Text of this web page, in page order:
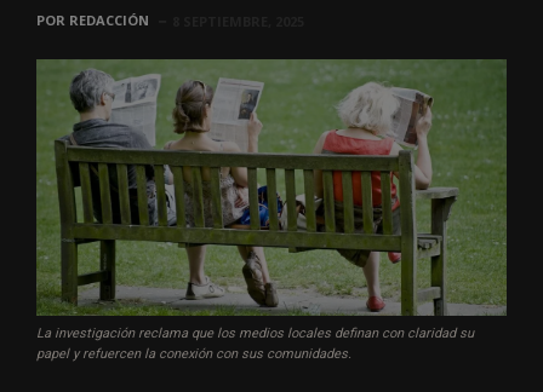
POR REDACCIÓN
La investigación reclama que los medios locales definan con claridad su
papel y refuercen la conexión con sus comunidades.